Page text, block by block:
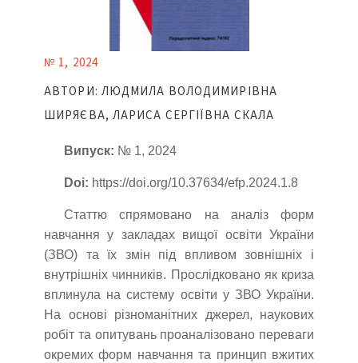
№ 1, 2024
АВТОРИ: ЛЮДМИЛА ВОЛОДИМИРІВНА
ШИРЯЄВА, ЛАРИСА СЕРГІЇВНА СКАЛА
Випуск: № 1, 2024
Doi: https://doi.org/10.37634/efp.2024.1.8
Статтю спрямовано на аналіз форм
навчання у закладах вищої освіти України
(ЗВО) та їх змін під впливом зовнішніх і
внутрішніх чинників. Прослідковано як криза
вплинула на систему освіти у ЗВО України.
На основі різноманітних джерел, наукових
робіт та опитувань проаналізовано переваги
окремих форм навчання та принцип вжитих